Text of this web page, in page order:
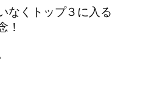
なくトップ３に入る
！